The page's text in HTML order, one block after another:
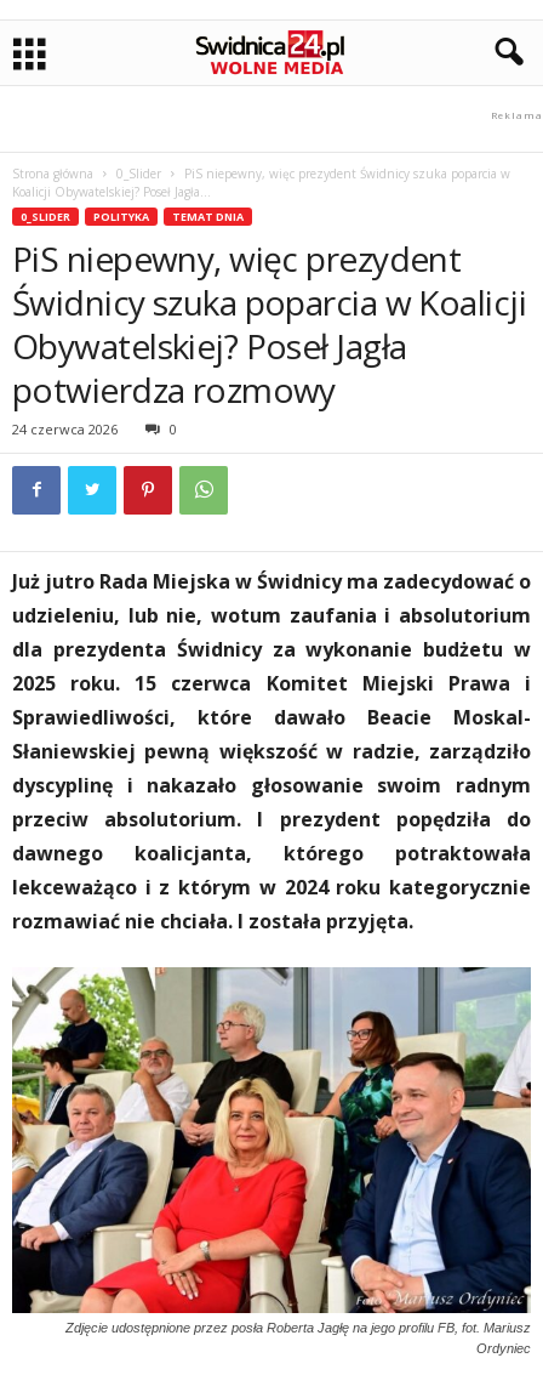
Strona główna 0_Slider
PiS niepewny, więc prezydent Świdnicy szuka poparcia w
Koalicji Obywatelskiej? Poseł Jagła...
0_SLIDER POLITYKA TEMAT DNIA
PiS niepewny, więc prezydent
Świdnicy szuka poparcia w Koalicji
Obywatelskiej? Poseł Jagła
potwierdza rozmowy
24 czerwca 2026 0
Już jutro Rada Miejska w Świdnicy ma zadecydować o
udzieleniu, lub nie, wotum zaufania i absolutorium
dla prezydenta Świdnicy za wykonanie budżetu w
2025 roku. 15 czerwca Komitet Miejski Prawa i
Sprawiedliwości, które dawało Beacie Moskal-
Słaniewskiej pewną większość w radzie, zarządziło
dyscyplinę i nakazało głosowanie swoim radnym
przeciw absolutorium. I prezydent popędziła do
dawnego koalicjanta, którego potraktowała
lekceważąco i z którym w 2024 roku kategorycznie
rozmawiać nie chciała. I została przyjęta.
Zdjęcie udostępnione przez posła Roberta Jagłę na jego profilu FB, fot. Mariusz
Ordyniec